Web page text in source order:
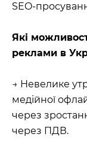
SEO-
Які
реклами в
→ Невелике
медійної
через
через ПДВ.